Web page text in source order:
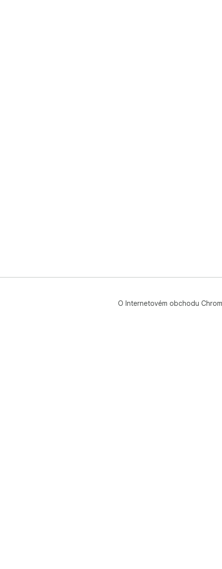
O Internetovém obchodu